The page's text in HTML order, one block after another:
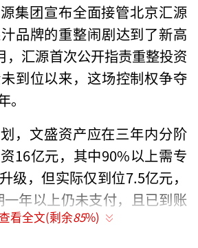
集团宣布全面接管北京汇源
品牌的重整闹剧达到了新高
，汇源首次公开指责重整投资
到位以来，这场控制权争夺
，文盛资产应在三年内分阶
16亿元，其中90%以上需专
级，但实际仅到位7.5亿元，
年以上仍未支付，且已到账
亿元被截留管控，未能按约
看全文(剩余85%)